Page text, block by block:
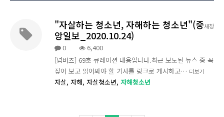
새창
"자살하는 청소년, 자해하는 청소년"(중
앙일보_2020.10.24)
0
6,400
[넘버즈] 69호 큐레이션 내용입니다.최근 보도된 뉴스 중 꼭
짚어 보고 읽어봐야 할 기사를 링크로 게시하고… 더보기
자살, 자해, 자살청소년, 자해청소년